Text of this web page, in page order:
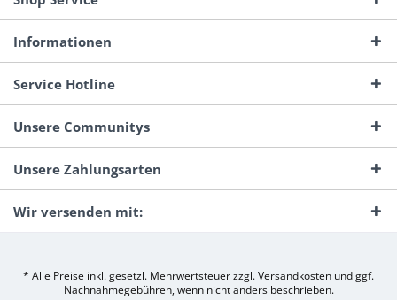
Informationen
Service Hotline
Unsere Communitys
Unsere Zahlungsarten
Wir versenden mit:
* Alle Preise inkl. gesetzl. Mehrwertsteuer zzgl.Versandkosten und ggf.
Nachnahmegebühren, wenn nicht anders beschrieben.